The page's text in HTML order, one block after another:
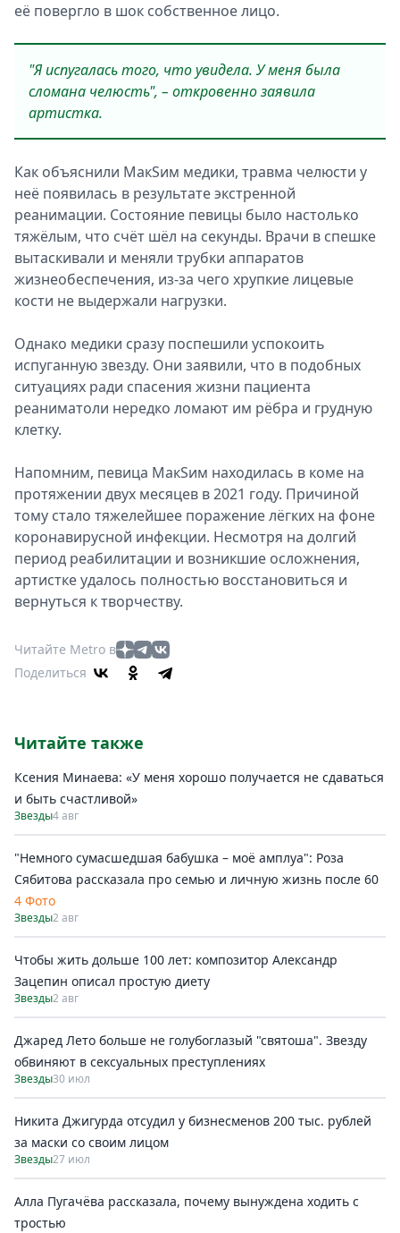
её повергло в шок собственное лицо.
"Я испугалась того, что увидела. У меня была
сломана челюсть", – откровенно заявила
артистка.
Как объяснили МакSим медики, травма челюсти у
неё появилась в результате экстренной
реанимации. Состояние певицы было настолько
тяжёлым, что счёт шёл на секунды. Врачи в спешке
вытаскивали и меняли трубки аппаратов
жизнеобеспечения, из-за чего хрупкие лицевые
кости не выдержали нагрузки.
Однако медики сразу поспешили успокоить
испуганную звезду. Они заявили, что в подобных
ситуациях ради спасения жизни пациента
реаниматоли нередко ломают им рёбра и грудную
клетку.
Напомним, певица МакSим находилась в коме на
протяжении двух месяцев в 2021 году. Причиной
тому стало тяжелейшее поражение лёгких на фоне
коронавирусной инфекции. Несмотря на долгий
период реабилитации и возникшие осложнения,
артистке удалось полностью восстановиться и
вернуться к творчеству.
Читайте Metro в
Поделиться
Читайте также
Ксения Минаева: «У меня хорошо получается не сдаваться
и быть счастливой»
Звезды4 авг
"Немного сумасшедшая бабушка – моё амплуа": Роза
Сябитова рассказала про семью и личную жизнь после 60
4 Фото
Звезды2 авг
Чтобы жить дольше 100 лет: композитор Александр
Зацепин описал простую диету
Звезды2 авг
Джаред Лето больше не голубоглазый "святоша". Звезду
обвиняют в сексуальных преступлениях
Звезды30 июл
Никита Джигурда отсудил у бизнесменов 200 тыс. рублей
за маски со своим лицом
Звезды27 июл
Алла Пугачёва рассказала, почему вынуждена ходить с
тростью